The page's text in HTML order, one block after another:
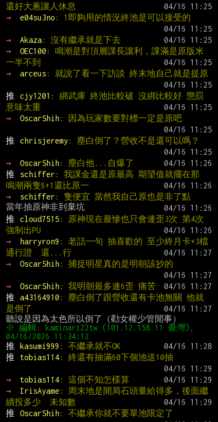
還好大蔥讓人休息
→
e04su3no : 1即夠用的情況終池是可以接受的
→
Akaza: 沒有繼承就是下去
→
OEC100 : 鳴潮是對頂層課長讓利，課滿是原版米
一半不到
→
arceus : 就說了看一下訪談 終末地自己就是提原
推
cjy1201 : 綁武庫 終池比較破 沒綁比較好 懲罰
意味太重
→
OscarShih: 因為玩家數要對標一定是原吧
推
chrisjeremy : 塵白倒了？營收不是還可以嗎？
→
OscarShih: 塵白他...自爆了
推
schiffer : 我課金還是原最高 期望值就擺在那
鳴潮兩隻6+1還比原一
→
schiffer : 隻便宜 當然我自己原也是非了點
推
cloud7515 : 原神現在最慘也只會連歪3次 第4次
強制出PU
→
harryron9 : 老話一句 抽喜歡的 至少終月卡+3檔
通行證  還...行
→
OscarShih: 捕捉明星真的是明朝該抄的
→
OscarShih: 我明朝最多連6歪 痛苦
推
a43164910 : 塵白倒了跟營收還有卡池無關 他就
是倒了
※ 編輯: kaminari22tw (101.12.158.11 臺灣),
推
kasumi999 : 不繼承就不OK
推
tobias114: 終還有抽滿60下個池送10抽
→
tobias114: 這個不知怎樣算
→
IrisAyame : 周末地是開局石頭量給得多，後面繼
續投多少  未知數
推
OscarShih: 不繼承你就不要單池限定了